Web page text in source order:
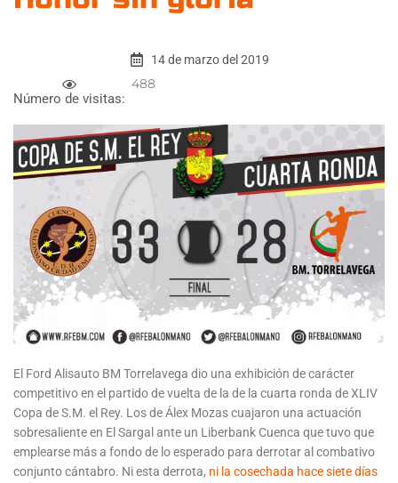
14 de marzo del 2019
Número de visitas:
488
El Ford Alisauto BM Torrelavega dio una exhibición de carácter
competitivo en el partido de vuelta de la de la cuarta ronda de XLIV
Copa de S.M. el Rey. Los de Álex Mozas cuajaron una actuación
sobresaliente en El Sargal ante un Liberbank Cuenca que tuvo que
emplearse más a fondo de lo esperado para derrotar al combativo
conjunto cántabro. Ni esta derrota, ni la cosechada hace siete días